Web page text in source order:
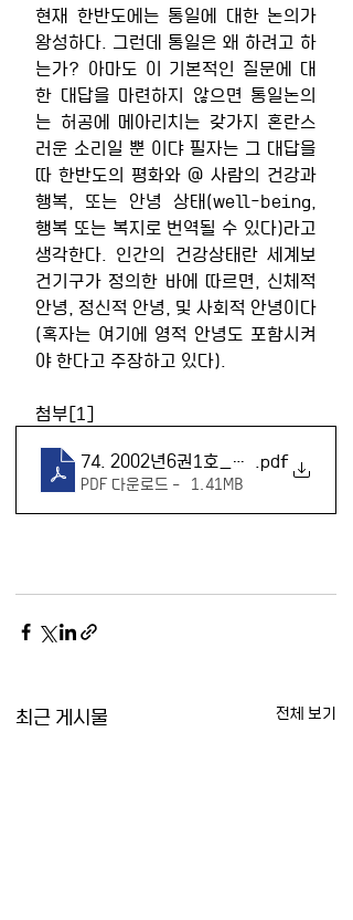
현재 한반도에는 통일에 대한 논의가
왕성하다. 그런데 통일은 왜 하려고 하
는가? 아마도 이 기본적인 질문에 대
한 대답을 마련하지 않으면 통일논의
는 허공에 메아리치는 갖가지 혼란스
러운 소리일 뿐 이댜 필자는 그 대답을
따 한반도의 평화와 @ 사람의 건강과
행복, 또는 안녕 상태(well-being,
행복 또는 복지로 번역될 수 있다)라고
생각한다. 인간의 건강상태란 세계보
건기구가 정의한 바에 따르면, 신체적
안녕, 정신적 안녕, 및 사회적 안녕이다
(혹자는 여기에 영적 안녕도 포함시켜
야 한다고 주장하고 있다).
첨부[1]
74. 2002년6권1호_통일한국의미래
.pdf
PDF 다운로드 • 1.41MB
최근 게시물 전체 보기